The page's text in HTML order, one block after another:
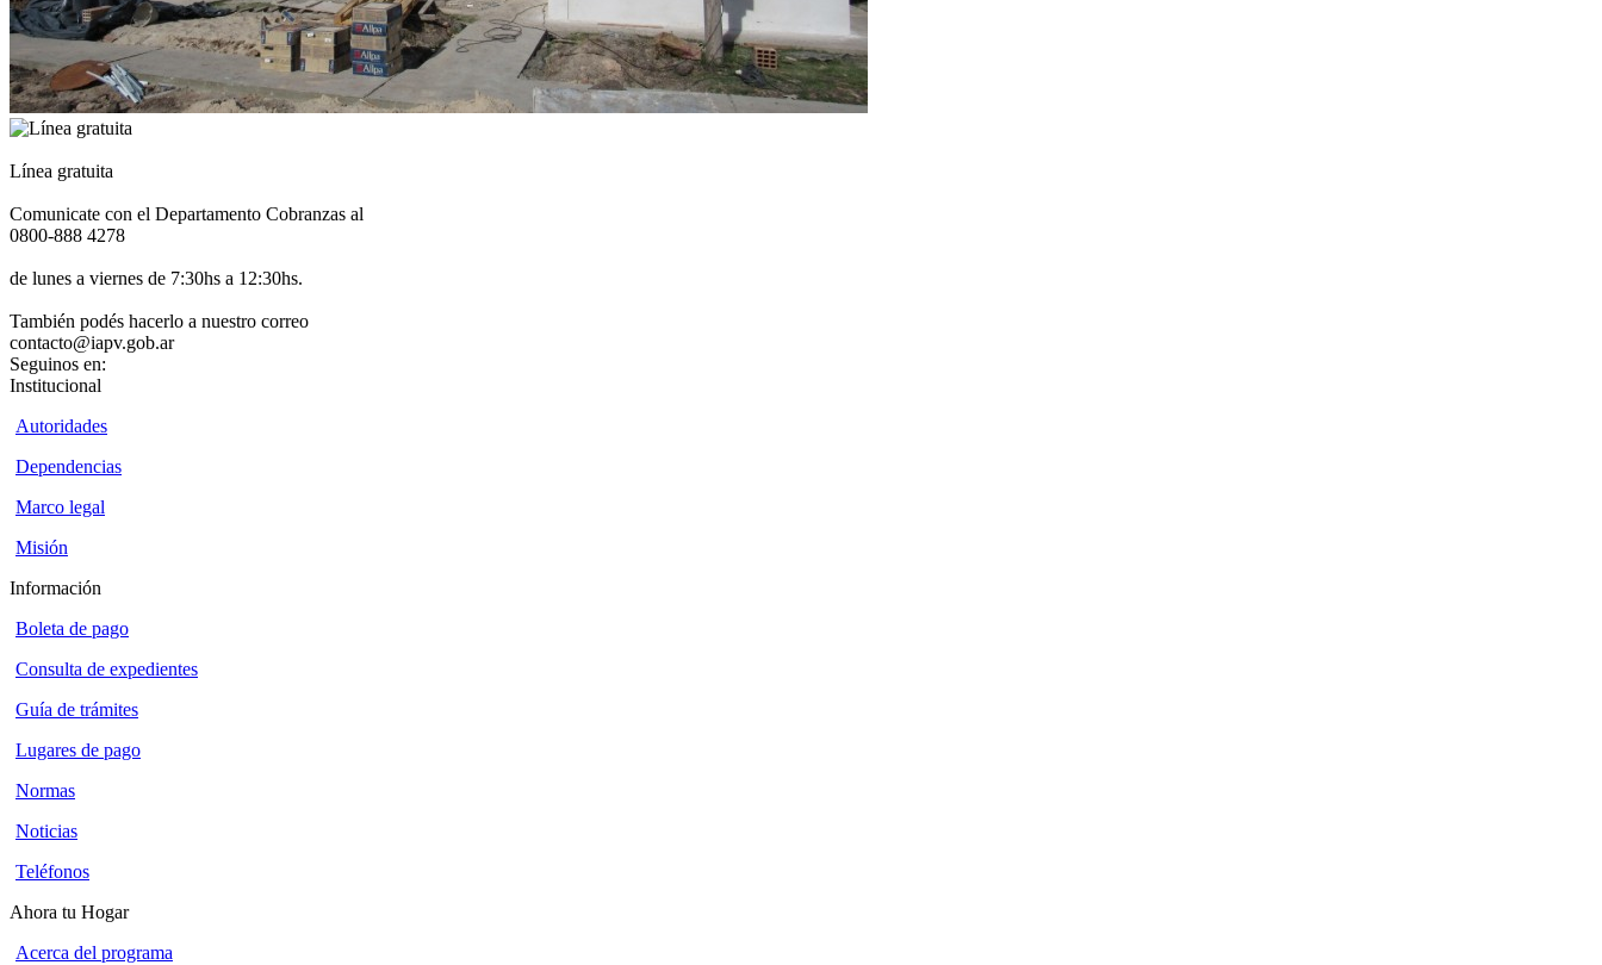
Línea gratuita
Comunicate con el Departamento Cobranzas al
0800-888 4278
de lunes a viernes de 7:30hs a 12:30hs.
También podés hacerlo a nuestro correo
contacto@iapv.gob.ar
Seguinos en:
Institucional
Autoridades
Dependencias
Marco legal
Misión
Información
Boleta de pago
Consulta de expedientes
Guía de trámites
Lugares de pago
Normas
Noticias
Teléfonos
Ahora tu Hogar
Acerca del programa